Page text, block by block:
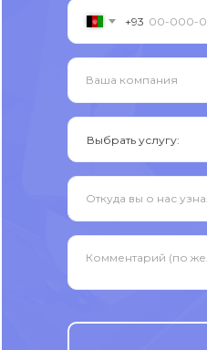
+93
Ваша компания
Откуда вы о нас
Комментарий (по